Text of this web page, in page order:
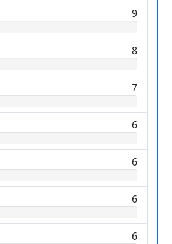
9
8
7
6
6
6
6